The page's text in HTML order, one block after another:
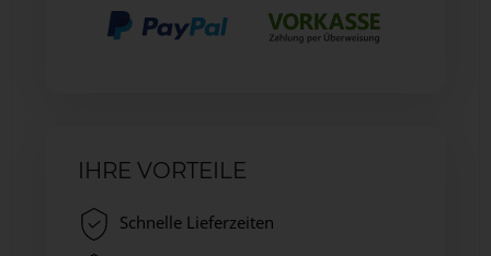
IHRE VORTEILE
Schnelle Lieferzeiten